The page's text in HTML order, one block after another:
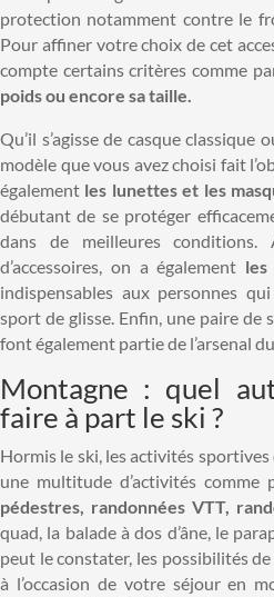
protection notamment contre le
Pour affiner votre choix de cet
compte certains critères comme
poids ou encore sa taille.
Qu’il s’agisse de casque
modèle que vous avez choisi fait
également les lunettes et les
débutant de se protéger
dans de meilleures
d’accessoires, on a également
indispensables aux personnes
sport de glisse. Enfin, une paire de
font également partie de l’arsenal
Montagne : quel
faire à part le ski ?
Hormis le ski, les activités
une multitude d’activités comme
pédestres, randonnées VTT,
quad, la balade à dos d’âne, le
peut le constater, les possibilités
à l’occasion de votre séjour en